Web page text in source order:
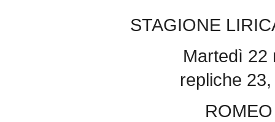
STAGIONE
Martedì 22
repliche